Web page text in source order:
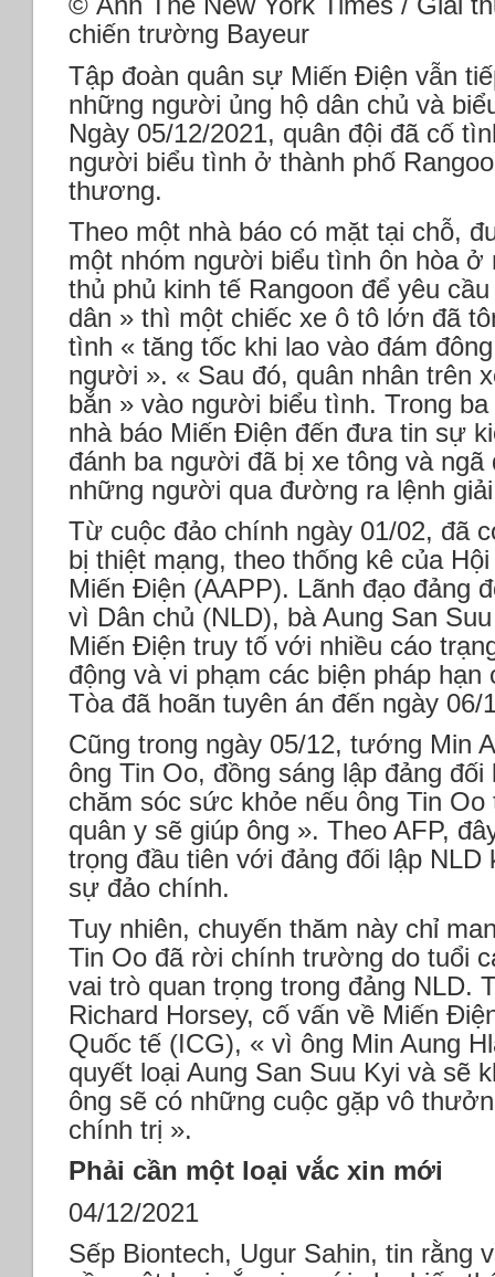
chiến trường Bayeur
Tập đoàn quân sự Miến Điện vẫn
những người ủng hộ dân chủ và
Ngày 05/12/2021, quân đội đã cố
người biểu tình ở thành phố
thương.
Theo một nhà báo có mặt tại chỗ,
một nhóm người biểu tình ôn hòa
thủ phủ kinh tế Rangoon để yêu
dân » thì một chiếc xe ô tô lớn đã
tình « tăng tốc khi lao vào đám
người ». « Sau đó, quân nhân trên
bắn » vào người biểu tình. Trong
nhà báo Miến Điện đến đưa tin sự
đánh ba người đã bị xe tông và
những người qua đường ra lệnh
Từ cuộc đảo chính ngày 01/02, đã
bị thiệt mạng, theo thống kê của
Miến Điện (AAPP). Lãnh đạo đảng
vì Dân chủ (NLD), bà Aung San
Miến Điện truy tố với nhiều cáo
động và vi phạm các biện pháp hạn
Tòa đã hoãn tuyên án đến ngày
Cũng trong ngày 05/12, tướng Min
ông Tin Oo, đồng sáng lập đảng
chăm sóc sức khỏe nếu ông Tin
quân y sẽ giúp ông ». Theo AFP,
trọng đầu tiên với đảng đối lập
sự đảo chính.
Tuy nhiên, chuyến thăm này chỉ
Tin Oo đã rời chính trường do tuổi
vai trò quan trọng trong đảng NLD.
Richard Horsey, cố vấn về Miến
Quốc tế (ICG), « vì ông Min Aung
quyết loại Aung San Suu Kyi và sẽ
ông sẽ có những cuộc gặp vô
chính trị ».
Phải cần một loại vắc xin mới
04/12/2021
Sếp Biontech, Ugur Sahin, tin rằng